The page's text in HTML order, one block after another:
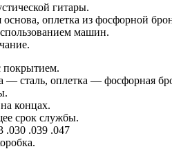
гитары.
основа, оплетка из фосфорной
машин.
покрытием.
— сталь, оплетка — фосфорная
концах.
срок службы.
.030 .039 .047